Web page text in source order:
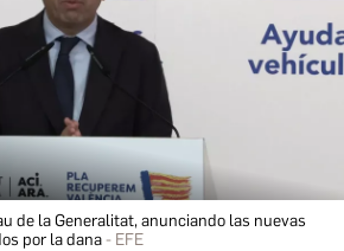
de la Generalitat, anunciando las nuevas
por la dana
EFE